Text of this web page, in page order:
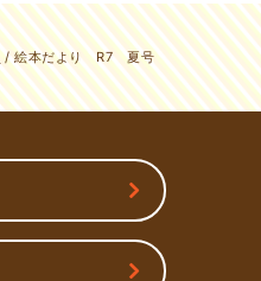
/絵本だより R7 夏号